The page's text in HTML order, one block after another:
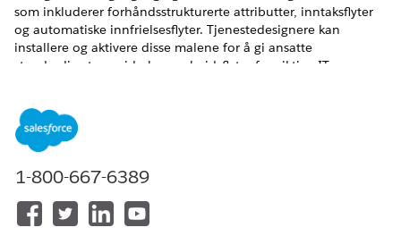
som inkluderer forhåndsstrukturerte attributter, inntaksflyter
og automatiske innfrielsesflyter. Tjenestedesignere kan
installere og aktivere disse malene for å gi ansatte
standardiserte, reviderbare arbeidsflyter for viktige IT- og
NØDVENDIGE UTGAVER
Tilgjengelig i Lightning Experience
Tilgjengelig i
Enterprise
med Agentforce IT Service.
1-800-667-6389